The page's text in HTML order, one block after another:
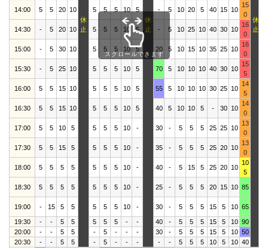
休
止
休
止
休
止
14:00 5 5 20 10 5 5 5 10 5 - 5 10 20 5 40 15 10
15
0
14:30 - 5 20 10 5 5 5 10 5 - 5 10 25 10 40 30 10
16
0
15:00 - 5 30 10 5 5 5 10 5 20 5 10 15 10 35 25 10
16
0
15:30 - 5 25 10 5 5 5 10 5 70 5 10 10 10 40 30 10
15
5
16:00 5 5 15 10 5 5 5 10 5 55 5 10 10 10 30 25 10
14
5
16:30 5 5 15 10 5 5 5 10 5 40 5 10 10 5 - 30 10
14
0
17:00 5 5 10 5 5 5 5 10 - 30 - 5 5 5 25 25 10
13
0
17:30 5 5 15 5 5 5 5 10 - 35 - 5 5 5 25 20 10
13
0
18:00 5 5 5 5 5 5 5 10 - 40 - 5 15 5 25 20 10
10
5
18:30 5 5 5 5 5 5 5 10 - 25 - 5 5 5 20 15 10 85
19:00 - 15 5 5 5 5 5 10 - 30 - 5 5 5 15 5 10 65
19:30 - - 5 5 5 5 5 - - 40 - 5 5 5 15 5 10 90
20:00
- - 5 5 - 5 - - - 30 - 5 5 5 15 5 10 50
20:30
- - 5 5 - 5 - - - - - 5 5 5 10 5 10 40
スクロールできます